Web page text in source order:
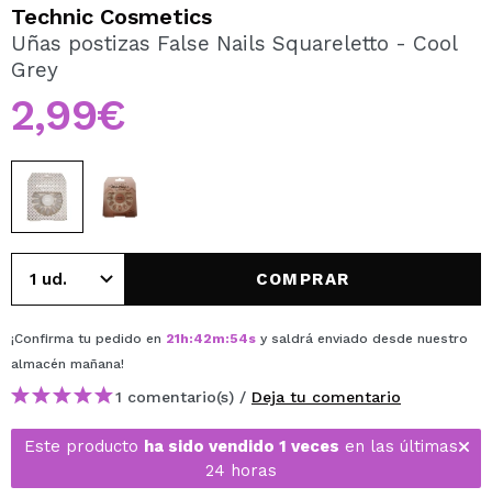
Al crear una cuenta en Maquillalia.com podrás realizar
tus compras rápidamente, revisar el estado de tus
Technic Cosmetics
Uñas postizas False Nails Squareletto - Cool
Grey
2,99€
COMPRAR
¡Confirma tu pedido en 21h:42m:54s y saldrá enviado desde nuestro
almacén mañana!
1 comentario(s) / Deja tu comentario
Este producto ha sido vendido 1 veces en las últimas
24 horas